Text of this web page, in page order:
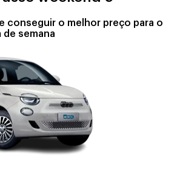
conseguir o melhor preço para o
de semana